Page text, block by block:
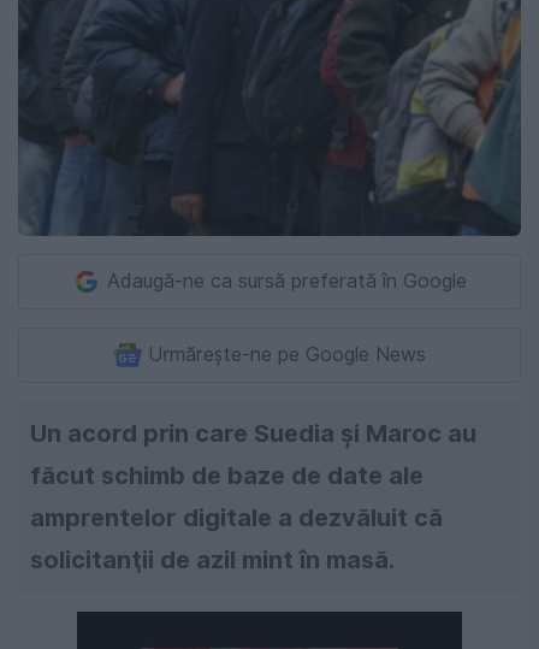
Adaugă-ne ca sursă preferată în Google
Urmărește-ne pe Google News
Un acord prin care Suedia şi Maroc au
făcut schimb de baze de date ale
amprentelor digitale a dezvăluit că
solicitanţii de azil mint în masă.